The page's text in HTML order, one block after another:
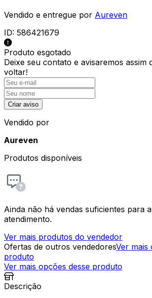
Vendido e entregue por Aureven
ID: 586421679
Produto esgotado
Deixe seu contato e avisaremos assim
voltar!
Criar aviso
Vendido por
Aureven
Produtos disponíveis
Ainda não há vendas suficientes para
atendimento.
Ver mais produtos do vendedor
Ofertas de outros vendedoresVer mais
produto
Ver mais opções desse produto
Descrição